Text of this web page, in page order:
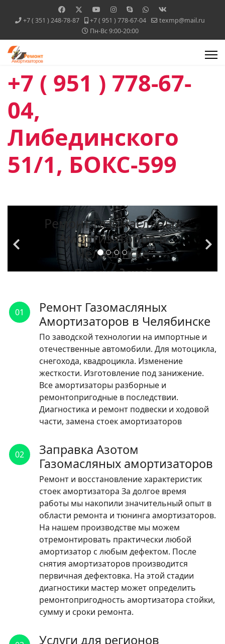
+7 ( 351 ) 248-78-87 +7 ( 951 ) 778-67-04
texmp@mail.ru
Пн-Вс 9:00-20:00
+7 ( 951 ) 778-67-
04,
Либединского
51/1, БОКС-599
Ремонт Газомасляных
Амортизаторов в
Челябинске
По заводской
импортные и
отечественные
автомобили.
ЧИТАТЬ
01
Ремонт Газомасляных
Амортизаторов в Челябинске
По заводской технологии на импортные и
отечественные автомобили. Для мотоцикла,
снегохода, квадроцикла. Изменение
жесткости. Изготовление под занижение.
Все амортизаторы разборные и
ремонтопригодные в последствии.
Диагностика и ремонт подвески и ходовой
части, замена стоек амортизаторов
02
Заправка Азотом
Газомасляных амортизаторов
Ремонт и восстановление характеристик
стоек амортизатора За долгое время
работы мы накопили значительный опыт в
области ремонта и тюнинга амортизаторов.
На нашем производстве мы можем
отремонтировать практически любой
амортизатор с любым дефектом. После
снятия амортизаторов производится
первичная дефектовка. На этой стадии
диагностики мастер может определить
ремонтопригодность амортизатора стойки,
сумму и сроки ремонта.
Услуги для регионов